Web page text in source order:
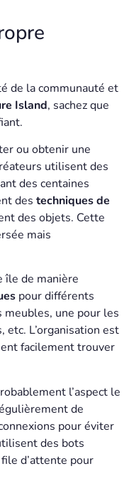
de la communauté et
Island, sachez que
ou obtenir une
utilisent des
des centaines
des techniques de
des objets. Cette
mais
île de manière
pour différents
meubles, une pour les
L’organisation est
facilement trouver
l’aspect le
de
pour éviter
des bots
d’attente pour